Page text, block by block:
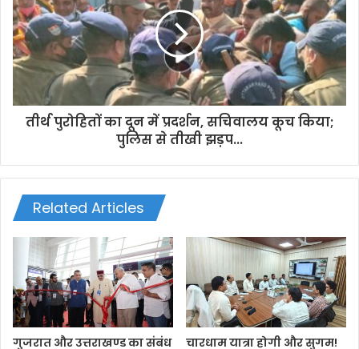
तीर्थ पुरोहितों का दून में प्रदर्शन, सचिवालय कूच किया;
पुलिस से तीखी झड़प...
Related Articles
गुजरात और उत्तराखण्ड का संबंध
चारधाम यात्रा होगी और सुगम!